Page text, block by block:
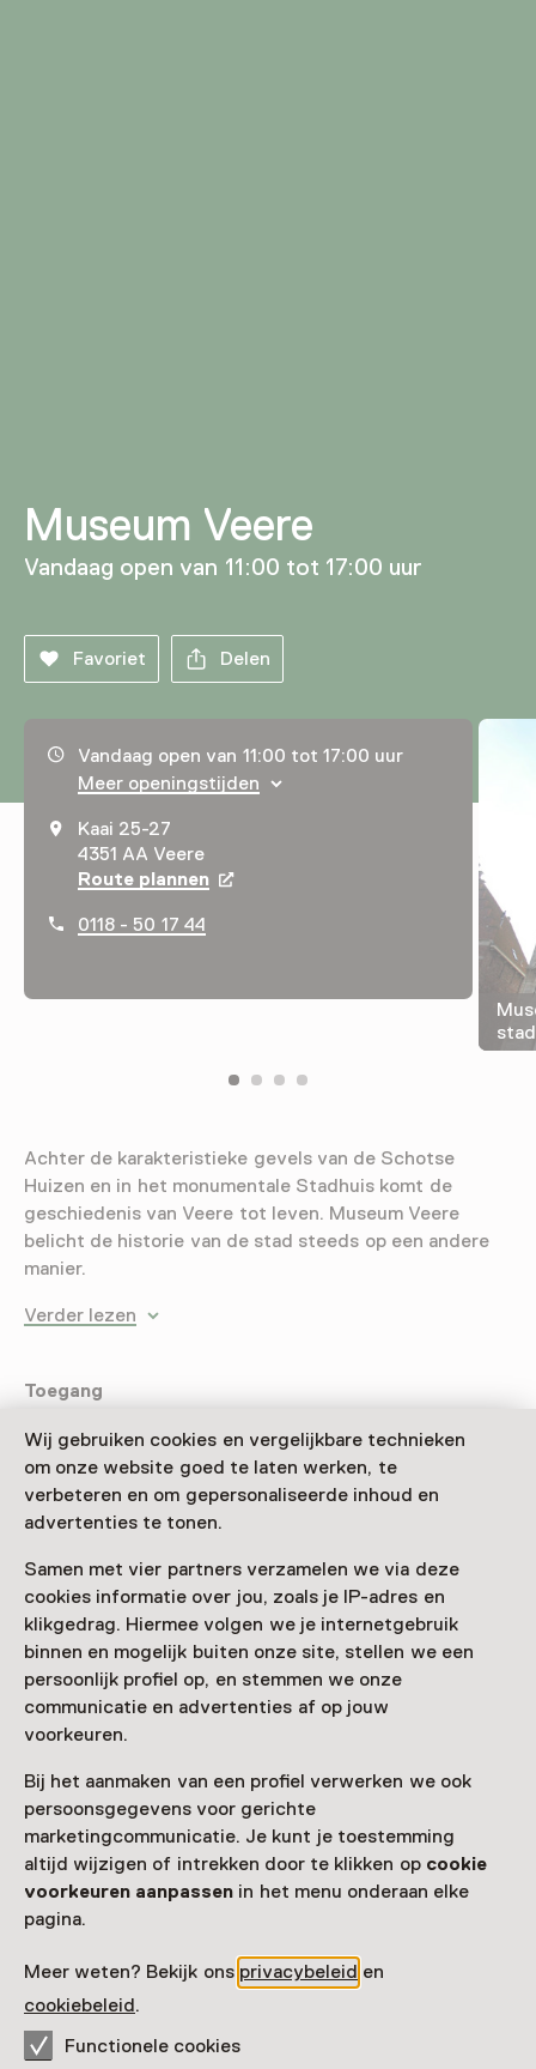
Wij gebruiken cookies en vergelijkbare technieken
om onze website goed te laten werken, te
verbeteren en om gepersonaliseerde inhoud en
advertenties te tonen.
Samen met vier partners verzamelen we via deze
cookies informatie over jou, zoals je IP-adres en
klikgedrag. Hiermee volgen we je internetgebruik
binnen en mogelijk buiten onze site, stellen we een
persoonlijk profiel op, en stemmen we onze
communicatie en advertenties af op jouw
voorkeuren.
Bij het aanmaken van een profiel verwerken we ook
persoonsgegevens voor gerichte
marketingcommunicatie. Je kunt je toestemming
altijd wijzigen of intrekken door te klikken op cookie
voorkeuren aanpassen in het menu onderaan elke
pagina.
Meer weten? Bekijk ons privacybeleid en
cookiebeleid.
Functionele cookies
Museum Veere
Vandaag open van 11:00 tot 17:00 uur
Favoriet Delen
Openingstijden, adres & telefoonnummer
Vandaag open van 11:00 tot 17:00 uur
Meer openingstijden
Kaai 25-27
4351 AA Veere
Route plannen Opent in een nieuw tabblad
0118 - 50 17 44
Achter de karakteristieke gevels van de Schotse
Huizen en in het monumentale Stadhuis komt de
geschiedenis van Veere tot leven. Museum Veere
belicht de historie van de stad steeds op een andere
manier.
Verder lezen
Toegang
Museumkaartgeldig
Nog geen Museumkaart?
Faciliteiten
Museumwinkel
Parkeergelegenheid voor auto's
Meer informatie op de museumsite
Zien & doen in Museum
Veere